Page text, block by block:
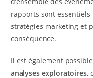
rapports sont essentiels
stratégies marketing et
conséquence.
Il est également
analyses exploratoires,